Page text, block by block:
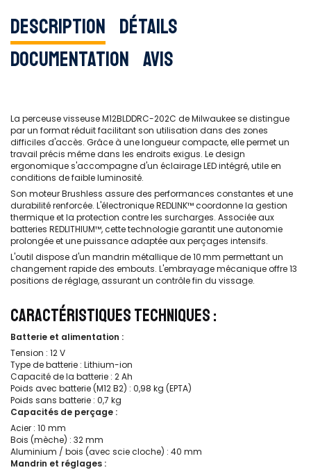
Description Détails
Documentation Avis
La perceuse visseuse M12BLDDRC-202C de Milwaukee se distingue
par un format réduit facilitant son utilisation dans des zones
difficiles d'accès. Grâce à une longueur compacte, elle permet un
travail précis même dans les endroits exigus. Le design
ergonomique s'accompagne d'un éclairage LED intégré, utile en
conditions de faible luminosité.
Son moteur Brushless assure des performances constantes et une
durabilité renforcée. L'électronique REDLINK™ coordonne la gestion
thermique et la protection contre les surcharges. Associée aux
batteries REDLITHIUM™, cette technologie garantit une autonomie
prolongée et une puissance adaptée aux perçages intensifs.
L'outil dispose d'un mandrin métallique de 10 mm permettant un
changement rapide des embouts. L'embrayage mécanique offre 13
positions de réglage, assurant un contrôle fin du vissage.
CARACTÉRISTIQUES TECHNIQUES :
Batterie et alimentation :
Tension : 12 V
Type de batterie : Lithium-ion
Capacité de la batterie : 2 Ah
Poids avec batterie (M12 B2) : 0,98 kg (EPTA)
Poids sans batterie : 0,7 kg
Capacités de perçage :
Acier : 10 mm
Bois (mèche) : 32 mm
Aluminium / bois (avec scie cloche) : 40 mm
Mandrin et réglages :